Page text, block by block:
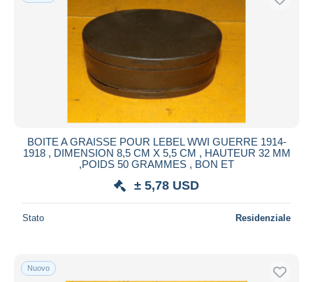
BOITE A GRAISSE POUR LEBEL WWI GUERRE 1914-
1918 , DIMENSION 8,5 CM X 5,5 CM , HAUTEUR 32 MM
,POIDS 50 GRAMMES , BON ET
± 5,78 USD
Stato Residenziale
Nuovo